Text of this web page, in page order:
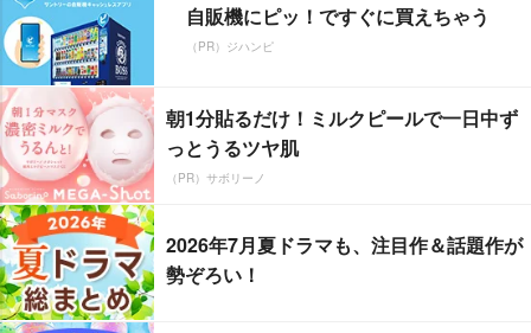
自販機にピッ！ですぐに買えちゃう
（PR）ジハンピ
朝1分貼るだけ！ミルクピールで一日中ず
っとうるツヤ肌
（PR）サボリーノ
2026年7月夏ドラマも、注目作＆話題作が
勢ぞろい！